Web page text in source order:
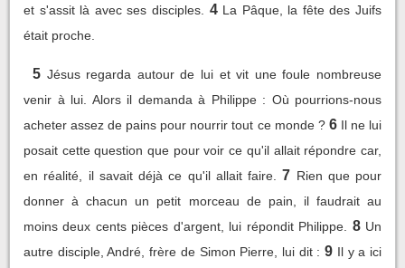
et s'assit là avec ses disciples.
4 La Pâque, la fête des Juifs
était proche.
5 Jésus regarda autour de lui et vit une foule nombreuse
venir à lui. Alors il demanda à Philippe : Où pourrions-nous
acheter assez de pains pour nourrir tout ce monde ? 6 Il ne lui
posait cette question que pour voir ce qu'il allait répondre car,
en réalité, il savait déjà ce qu'il allait faire.
7 Rien que pour
donner à chacun un petit morceau de pain, il faudrait au
moins deux cents pièces d'argent, lui répondit Philippe.
8 Un
autre disciple, André, frère de Simon Pierre, lui dit : 9 Il y a ici